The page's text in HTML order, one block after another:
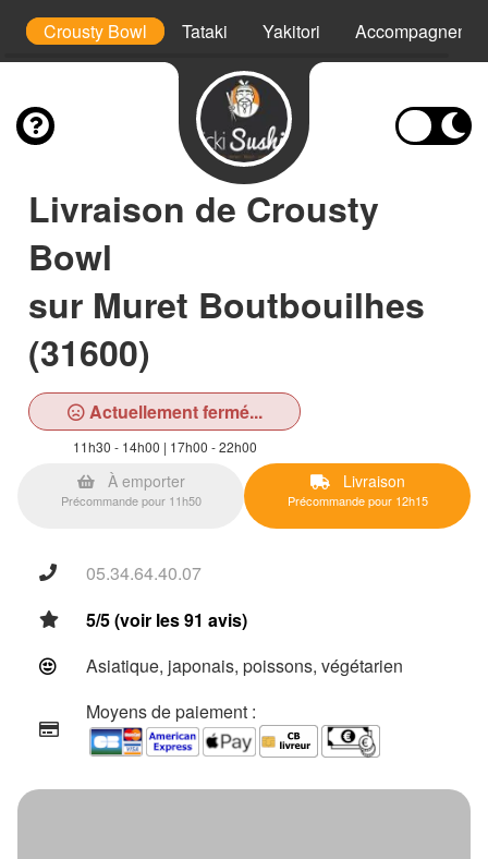
Crousty Bowl Tataki Yakitori
Livraison de Crousty
Bowl
sur Muret Boutbouilhes
(31600)
Actuellement fermé...
11h30 - 14h00 | 17h00 - 22h00
À emporter
Précommande pour 11h50
Livraison
Précommande pour 12h15
05.34.64.40.07
5/5 (voir les 91 avis)
Asiatique, japonais, poissons, végétarien
Moyens de paiement :